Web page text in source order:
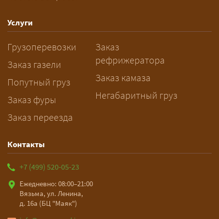
рабочих дней. Оставьте заявку
заблаговременно — логист
рассчитает маршрут и запустит
подготовку документов.
Услуги
Грузоперевозки
Заказ газели
Попутный груз
Заказ фуры
Заказ переезда
Заказ
рефрижератора
Заказ камаза
Негабаритный груз
Контакты
+7 (499) 520-05-23
Ежедневно: 08:00–21:00
Вязьма, ул. Ленина,
д. 16а (БЦ "Маяк")